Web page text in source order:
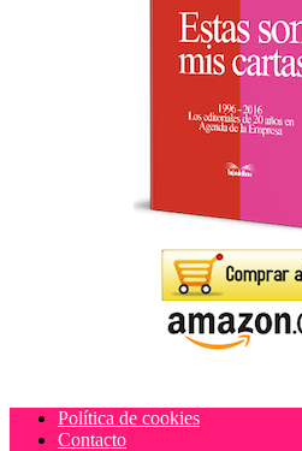
Política de cookies
Contacto